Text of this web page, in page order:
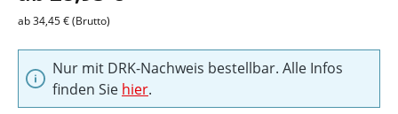
ab 34,45 € (Brutto)
Nur mit DRK-Nachweis bestellbar. Alle Infos
finden Sie hier.